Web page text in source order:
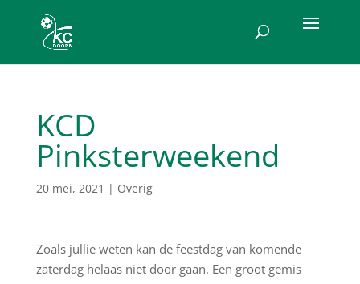
KCD
Pinksterweekend
20 mei, 2021 | Overig
Zoals jullie weten kan de feestdag van komende
zaterdag helaas niet door gaan. Een groot gemis